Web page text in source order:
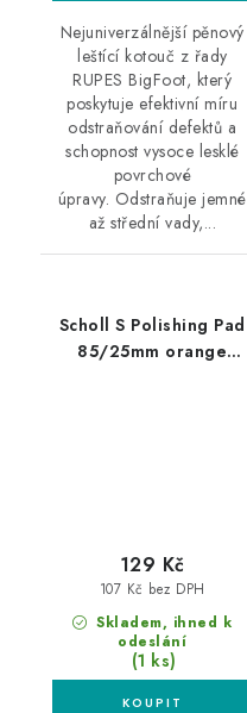
Nejuniverzálnější pěnový
leštící kotouč z řady
RUPES BigFoot, který
poskytuje efektivní míru
odstraňování defektů a
schopnost vysoce lesklé
povrchové
úpravy. Odstraňuje jemné
až střední vady,...
Scholl S Polishing Pad
85/25mm orange
Skladem, ihned k
odeslání
(1 ks)
107 Kč bez DPH
129 Kč